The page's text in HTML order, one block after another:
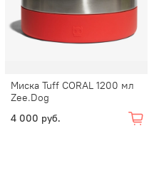
Миска Tuff CORAL 1200 мл
Zee.Dog
4 000 руб.